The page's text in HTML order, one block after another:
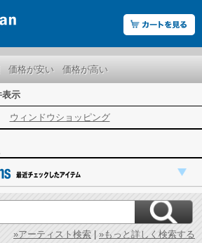
価格が安い 価格が高い
表示
ウィンドウショッピング
»アーティスト検索 | »もっと詳しく検索する